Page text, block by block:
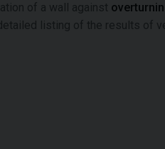
of a wall against
listing of the results of